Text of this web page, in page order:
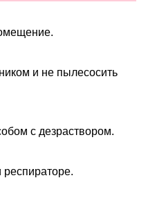
и не пылесосить
с дезраствором.